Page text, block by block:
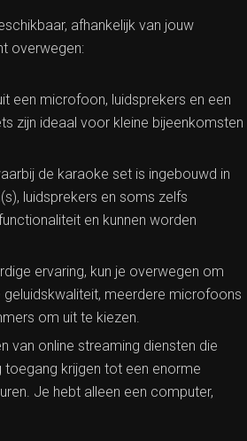
afhankelijk van jouw
overwegen:
een microfoon, luidsprekers en een
zijn ideaal voor kleine bijeenkomsten
de karaoke set is ingebouwd in
luidsprekers en soms zelfs
en kunnen worden
ervaring, kun je overwegen om
meerdere microfoons
om uit te kiezen.
van online streaming diensten die
krijgen tot een enorme
Je hebt alleen een computer,